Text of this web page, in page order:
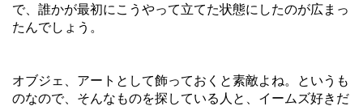
で、誰かが最初にこうやって立てた状態にしたのが広まっ
たんでしょう。
オブジェ、アートとして飾っておくと素敵よね。というも
のなので、そんなものを探している人と、イームズ好きだ